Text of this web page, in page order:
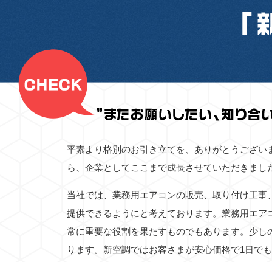
平素より格別のお引き立てを、ありがとうござ
ら、企業としてここまで成長させていただきまし
当社では、業務用エアコンの販売、取り付け工
提供できるようにと考えております。業務用エ
常に重要な役割を果たすものでもあります。少
ります。新空調ではお客さまが安心価格で1日で